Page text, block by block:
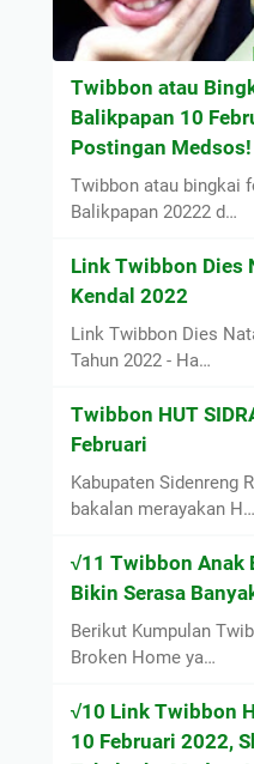
Twibbon atau
Balikpapan 10
Postingan Medsos!
Twibbon atau bingkai
Balikpapan 20222 d…
Link Twibbon Dies
Kendal 2022
Link Twibbon Dies
Tahun 2022 - Ha…
Twibbon HUT
Februari
Kabupaten Sidenreng
bakalan merayakan H…
√11 Twibbon Anak
Bikin Serasa
Berikut Kumpulan
Broken Home ya…
√10 Link Twibbon
10 Februari 2022,